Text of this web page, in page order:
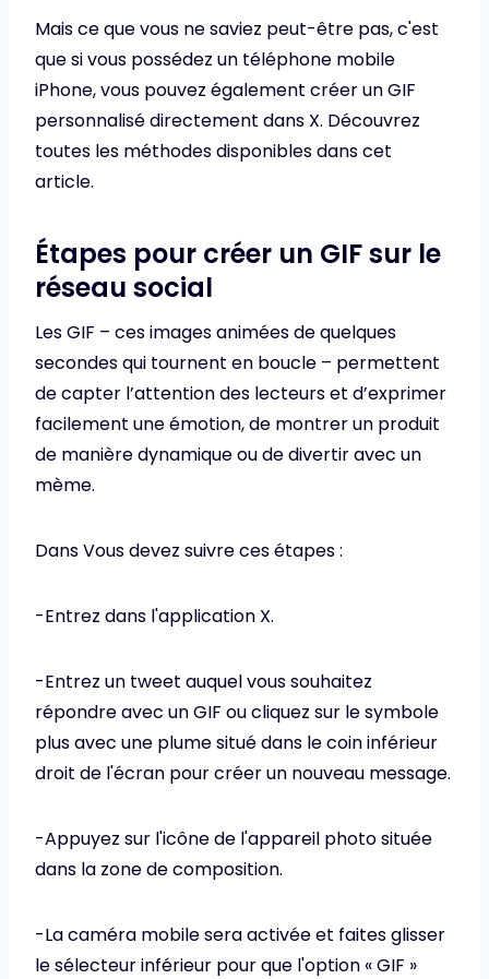
Mais ce que vous ne saviez peut-être pas, c'est
que si vous possédez un téléphone mobile
iPhone, vous pouvez également créer un GIF
personnalisé directement dans X. Découvrez
toutes les méthodes disponibles dans cet
article.
Étapes pour créer un GIF sur le
réseau social
Les GIF – ces images animées de quelques
secondes qui tournent en boucle – permettent
de capter l’attention des lecteurs et d’exprimer
facilement une émotion, de montrer un produit
de manière dynamique ou de divertir avec un
mème.
Dans Vous devez suivre ces étapes :
-Entrez dans l'application X.
-Entrez un tweet auquel vous souhaitez
répondre avec un GIF ou cliquez sur le symbole
plus avec une plume situé dans le coin inférieur
droit de l'écran pour créer un nouveau message.
-Appuyez sur l'icône de l'appareil photo située
dans la zone de composition.
-La caméra mobile sera activée et faites glisser
le sélecteur inférieur pour que l'option « GIF »